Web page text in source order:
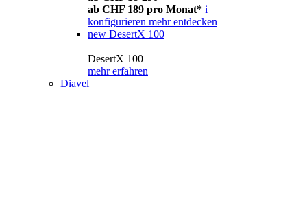
ab CHF 189 pro Monat* i
konfigurieren mehr entdecken
new DesertX 100
DesertX 100
mehr erfahren
Diavel